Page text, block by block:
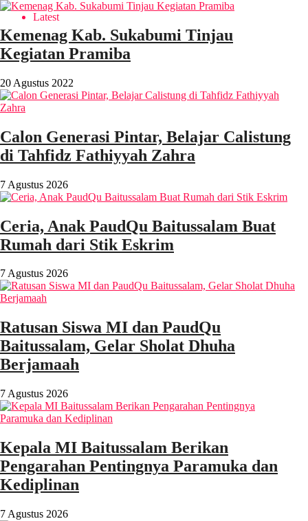
Latest
Kemenag Kab. Sukabumi Tinjau
Kegiatan Pramiba
20 Agustus 2022
Calon Generasi Pintar, Belajar Calistung
di Tahfidz Fathiyyah Zahra
7 Agustus 2026
Ceria, Anak PaudQu Baitussalam Buat
Rumah dari Stik Eskrim
7 Agustus 2026
Ratusan Siswa MI dan PaudQu
Baitussalam, Gelar Sholat Dhuha
Berjamaah
7 Agustus 2026
Kepala MI Baitussalam Berikan
Pengarahan Pentingnya Paramuka dan
Kediplinan
7 Agustus 2026